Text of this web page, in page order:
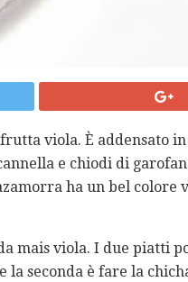
viola. È addensato
e chiodi di
ha un bel colore
mais viola. I due piatti
seconda è fare la